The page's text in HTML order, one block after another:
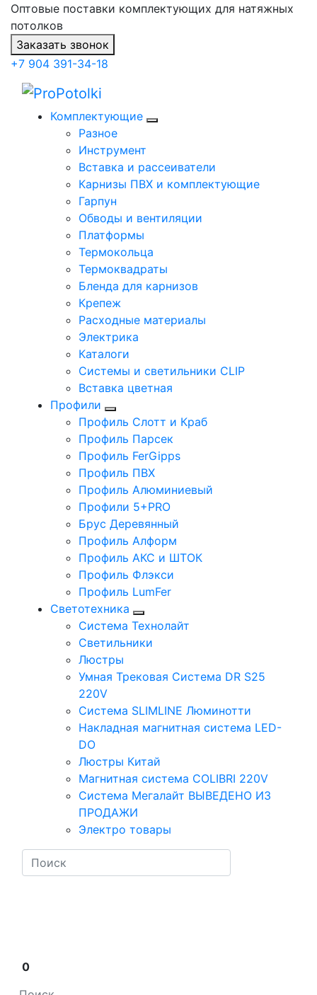
Оптовые поставки комплектующих для натяжных
потолков
Заказать звонок
+7 904 391-34-18
Комплектующие
Разное
Инструмент
Вставка и рассеиватели
Карнизы ПВХ и комплектующие
Гарпун
Обводы и вентиляции
Платформы
Термокольца
Термоквадраты
Бленда для карнизов
Крепеж
Расходные материалы
Электрика
Каталоги
Системы и светильники CLIP
Вставка цветная
Профили
Профиль Слотт и Краб
Профиль Парсек
Профиль FerGipps
Профиль ПВХ
Профиль Алюминиевый
Профили 5+PRO
Брус Деревянный
Профиль Алформ
Профиль АКС и ШТОК
Профиль Флэкси
Профиль LumFer
Светотехника
Система Технолайт
Светильники
Люстры
Умная Трековая Система DR S25
220V
Система SLIMLINE Люминотти
Накладная магнитная система LED-
DO
Люстры Китай
Магнитная система COLIBRI 220V
Система Мегалайт ВЫВЕДЕНО ИЗ
ПРОДАЖИ
Электро товары
0